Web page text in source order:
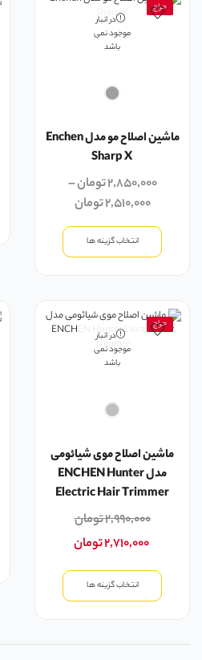
حراج
در انبار
موجود نمی
باشد
ماشین اصلاح مو مدل Enchen
Sharp X
۲,۸۵۰,۰۰۰تومان–
۲,۵۱۰,۰۰۰تومان
انتخاب گزینه ها
حراج
در انبار
موجود نمی
باشد
ماشین اصلاح موی شیائومی
مدل ENCHEN Hunter
Electric Hair Trimmer
۲,۹۹۰,۰۰۰تومان
۲,۷۱۰,۰۰۰تومان
انتخاب گزینه ها